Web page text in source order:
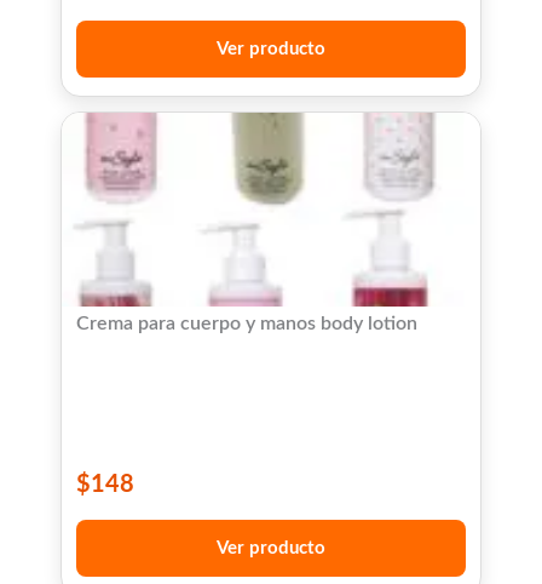
Ver producto
Crema para cuerpo y manos body lotion
$148
Ver producto